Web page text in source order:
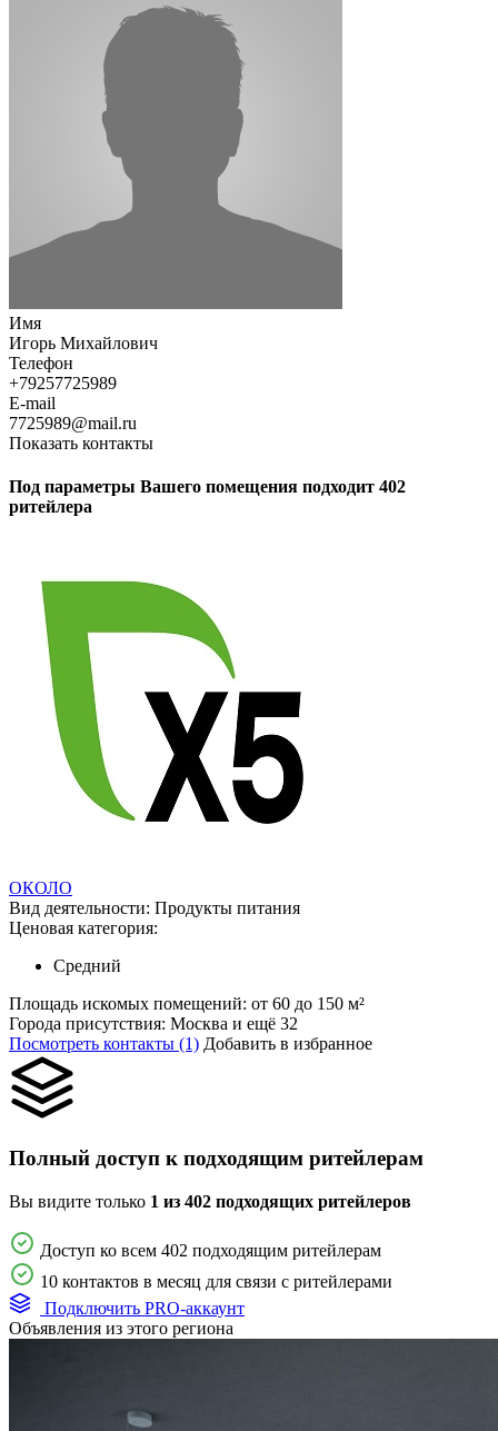
Имя
Игорь Михайлович
Телефон
+79257725989
E-mail
7725989@mail.ru
Показать контакты
Под параметры Вашего помещения подходит 402
ритейлера
ОКОЛО
Вид деятельности: Продукты питания
Ценовая категория:
Средний
Площадь искомых помещений: от 60 до 150 м²
Города присутствия: Москва и ещё 32
Посмотреть контакты (1) Добавить в избранное
Полный доступ к подходящим ритейлерам
Вы видите только 1 из 402 подходящих ритейлеров
Доступ ко всем 402 подходящим ритейлерам
10 контактов в месяц для связи с ритейлерами
Подключить PRO-аккаунт
Объявления из этого региона